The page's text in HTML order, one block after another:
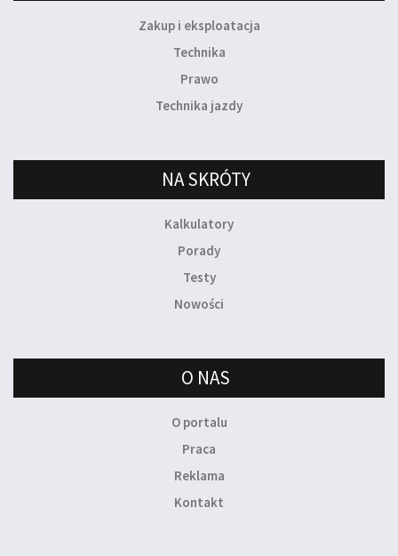
Zakup i eksploatacja
Technika
Prawo
Technika jazdy
NA SKRÓTY
Kalkulatory
Porady
Testy
Nowości
O NAS
O portalu
Praca
Reklama
Kontakt